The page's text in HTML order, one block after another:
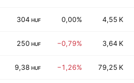
304 HUF 0,00% 4,55 K
250 HUF −0,79% 3,64 K
9,38 HUF −1,26% 79,25 K